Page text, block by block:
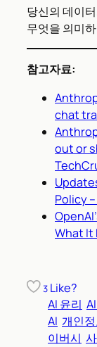
당신의 데이
무엇을 의미
참고자료:
chat
out or
Policy
What It
3 Like?
AI 윤리
AI 개인
이버시